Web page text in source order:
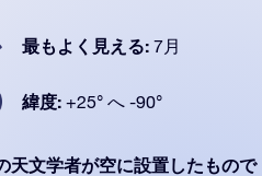
最もよく見える: 7月
緯度: +25° へ -90°
天文学者が空に設置したもので